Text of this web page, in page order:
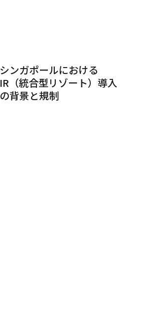
シンガポールにおける
IR（統合型リゾート）導入
の背景と規制